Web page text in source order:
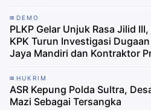
DEMO
PLKP Gelar Unjuk Rasa Jilid
KPK Turun Investigasi
Jaya Mandiri dan Kontraktor
HUKRIM
ASR Kepung Polda Sultra,
Mazi Sebagai Tersangka